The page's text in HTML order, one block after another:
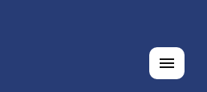
القائمة